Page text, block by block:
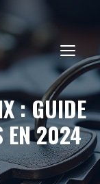
: GUIDE
EN 2024